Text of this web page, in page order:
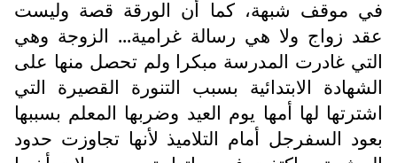
في موقف شبهة، كما أن الورقة قصة وليست
عقد زواج ولا هي رسالة غرامية... الزوجة وهي
التي غادرت المدرسة مبكرا ولم تحصل منها على
الشهادة الابتدائية بسبب التنورة القصيرة التي
اشترتها لها أمها يوم العيد وضربها المعلم بسببها
بعود السفرجل أمام التلاميذ لأنها تجاوزت حدود